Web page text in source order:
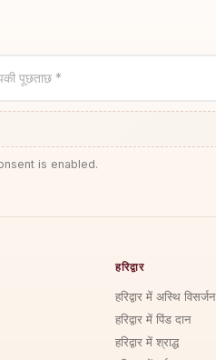
पूछताछ *
is enabled.
हरिद्वार
हरिद्वार में अस्थि विसर्जन
हरिद्वार में पिंड दान
हरिद्वार में श्राद्ध